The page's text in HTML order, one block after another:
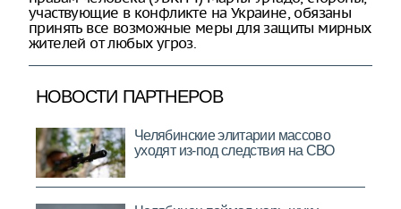
участвующие в конфликте на Украине, обязаны
принять все возможные меры для защиты мирных
жителей от любых угроз.